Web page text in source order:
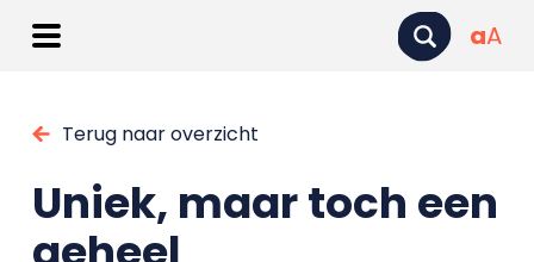
aA
Terug naar overzicht
Uniek, maar toch een